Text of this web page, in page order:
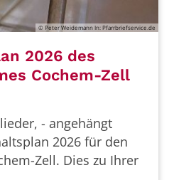
© Peter Weidemann In: Pfarrbriefservice.de
2026 des
Cochem-Zell
- angehängt
2026 für den
Zell. Dies zu Ihrer